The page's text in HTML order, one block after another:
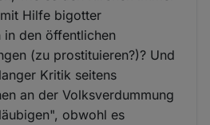
Hilfe bigotter
in den öffentlichen
(zu prostituieren?)? Und
Kritik seitens
an der Volksverdummung
obwohl es